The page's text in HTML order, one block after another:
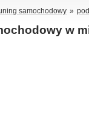
samochodowy »
w